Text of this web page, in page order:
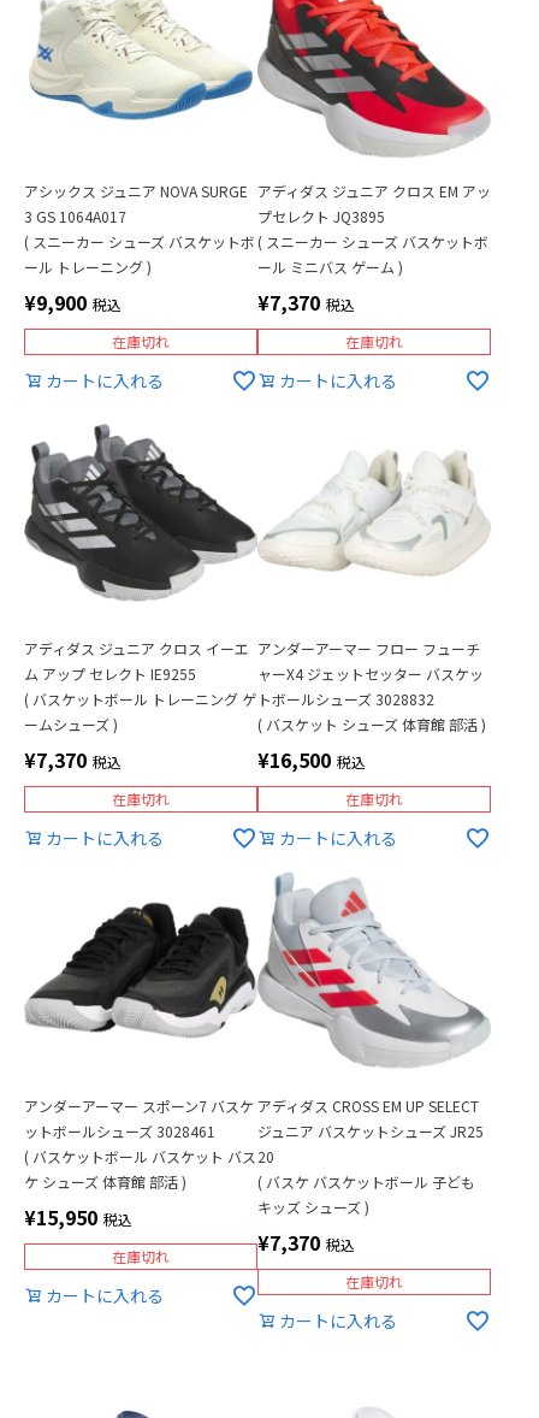
アシックス ジュニア NOVA SURGE
3 GS 1064A017
( スニーカー シューズ バスケットボ
ール トレーニング )
¥9,900 税込
在庫切れ
カートに入れる
アディダス ジュニア クロス EM アッ
プセレクト JQ3895
( スニーカー シューズ バスケットボ
ール ミニバス ゲーム )
¥7,370 税込
在庫切れ
カートに入れる
アディダス ジュニア クロス イーエ
ム アップ セレクト IE9255
( バスケットボール トレーニング ゲ
ームシューズ )
¥7,370 税込
在庫切れ
カートに入れる
アンダーアーマー フロー フューチ
ャーX4 ジェットセッター バスケッ
トボールシューズ 3028832
( バスケット シューズ 体育館 部活 )
¥16,500 税込
在庫切れ
カートに入れる
アンダーアーマー スポーン7 バスケ
ットボールシューズ 3028461
( バスケットボール バスケット バス
ケ シューズ 体育館 部活 )
¥15,950 税込
在庫切れ
カートに入れる
アディダス CROSS EM UP SELECT
ジュニア バスケットシューズ JR25
20
( バスケ バスケットボール 子ども
キッズ シューズ )
¥7,370 税込
在庫切れ
カートに入れる